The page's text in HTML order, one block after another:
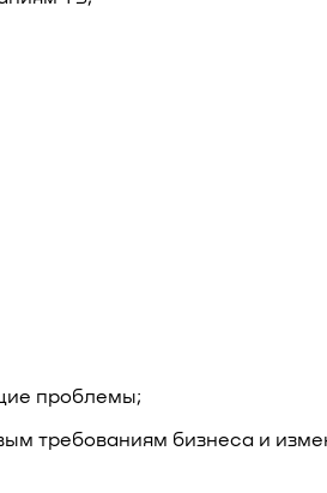
проблемы;
требованиям бизнеса и